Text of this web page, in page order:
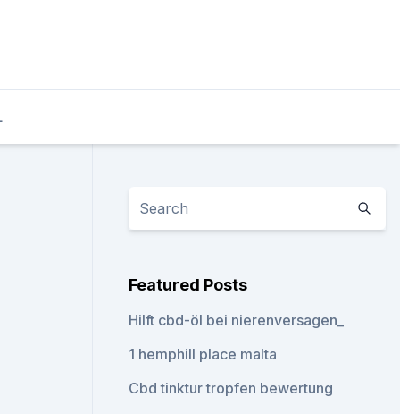
Featured Posts
Hilft cbd-öl bei nierenversagen_
1 hemphill place malta
Cbd tinktur tropfen bewertung